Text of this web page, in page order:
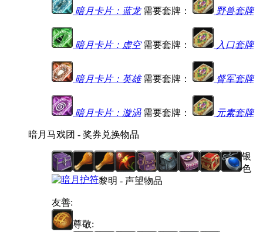
暗月卡片：蓝龙 需要套牌： 野兽套牌
暗月卡片：虚空 需要套牌： 入口套牌
暗月卡片：英雄 需要套牌： 督军套牌
暗月卡片：漩涡 需要套牌： 元素套牌
暗月马戏团 - 奖券兑换物品
银
色
黎明 - 声望物品
友善:
尊敬: